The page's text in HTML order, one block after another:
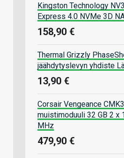
Kingston Technology
Express 4.0 NVMe 3D
158,90 €
Thermal Grizzly
jäähdytyslevyn yhdiste
13,90 €
Corsair Vengeance
muistimoduuli 32 GB 2 x
MHz
479,90 €